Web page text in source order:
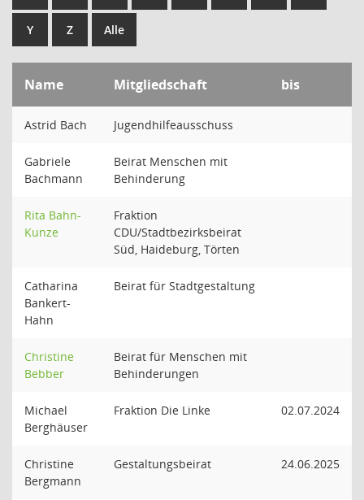
Y Z Alle
Name Mitgliedschaft bis
Astrid Bach Jugendhilfeausschuss
Gabriele
Bachmann
Beirat Menschen mit
Behinderung
Rita Bahn-
Kunze
Fraktion
CDU/Stadtbezirksbeirat
Süd, Haideburg, Törten
Catharina
Bankert-
Hahn
Beirat für Stadtgestaltung
Christine
Bebber
Beirat für Menschen mit
Behinderungen
Michael
Berghäuser
Fraktion Die Linke 02.07.2024
Christine
Bergmann
Gestaltungsbeirat 24.06.2025